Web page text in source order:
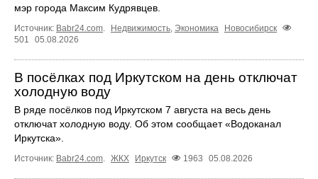
мэр города Максим Кудрявцев.
Источник: Babr24.com. Недвижимость, Экономика
Новосибирск
501
05.08.2026
В посёлках под Иркутском на день отключат
холодную воду
В ряде посёлков под Иркутском 7 августа на весь день
отключат холодную воду. Об этом сообщает «Водоканал
Иркутска».
Источник: Babr24.com. ЖКХ Иркутск 1963 05.08.2026